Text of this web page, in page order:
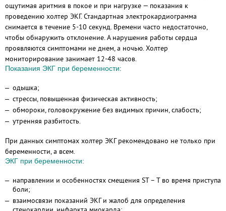
ощутимая аритмия в покое и при нагрузке — показания к
проведению холтер ЭКГ. Стандартная электрокардиограмма
снимается в течение 5-10 секунд. Времени часто недостаточно,
чтобы обнаружить отклонение. А нарушения работы сердца
проявляются симптомами не днем, а ночью. Холтер
мониторирование занимает 12-48 часов.
Показания ЭКГ при беременности:
одышка;
стрессы, повышенная физическая активность;
обмороки, головокружение без видимых причин, слабость;
утренняя разбитость.
При данных симптомах холтер ЭКГ рекомендовано не только при
беременности, а всем.
ЭКГ при беременности:
направлении и особенностях смещения ST – T во время приступа
боли;
взаимосвязи показаний ЭКГ и жалоб для определения